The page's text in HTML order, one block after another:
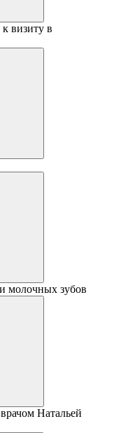
визиту в
молочных зубов
Натальей